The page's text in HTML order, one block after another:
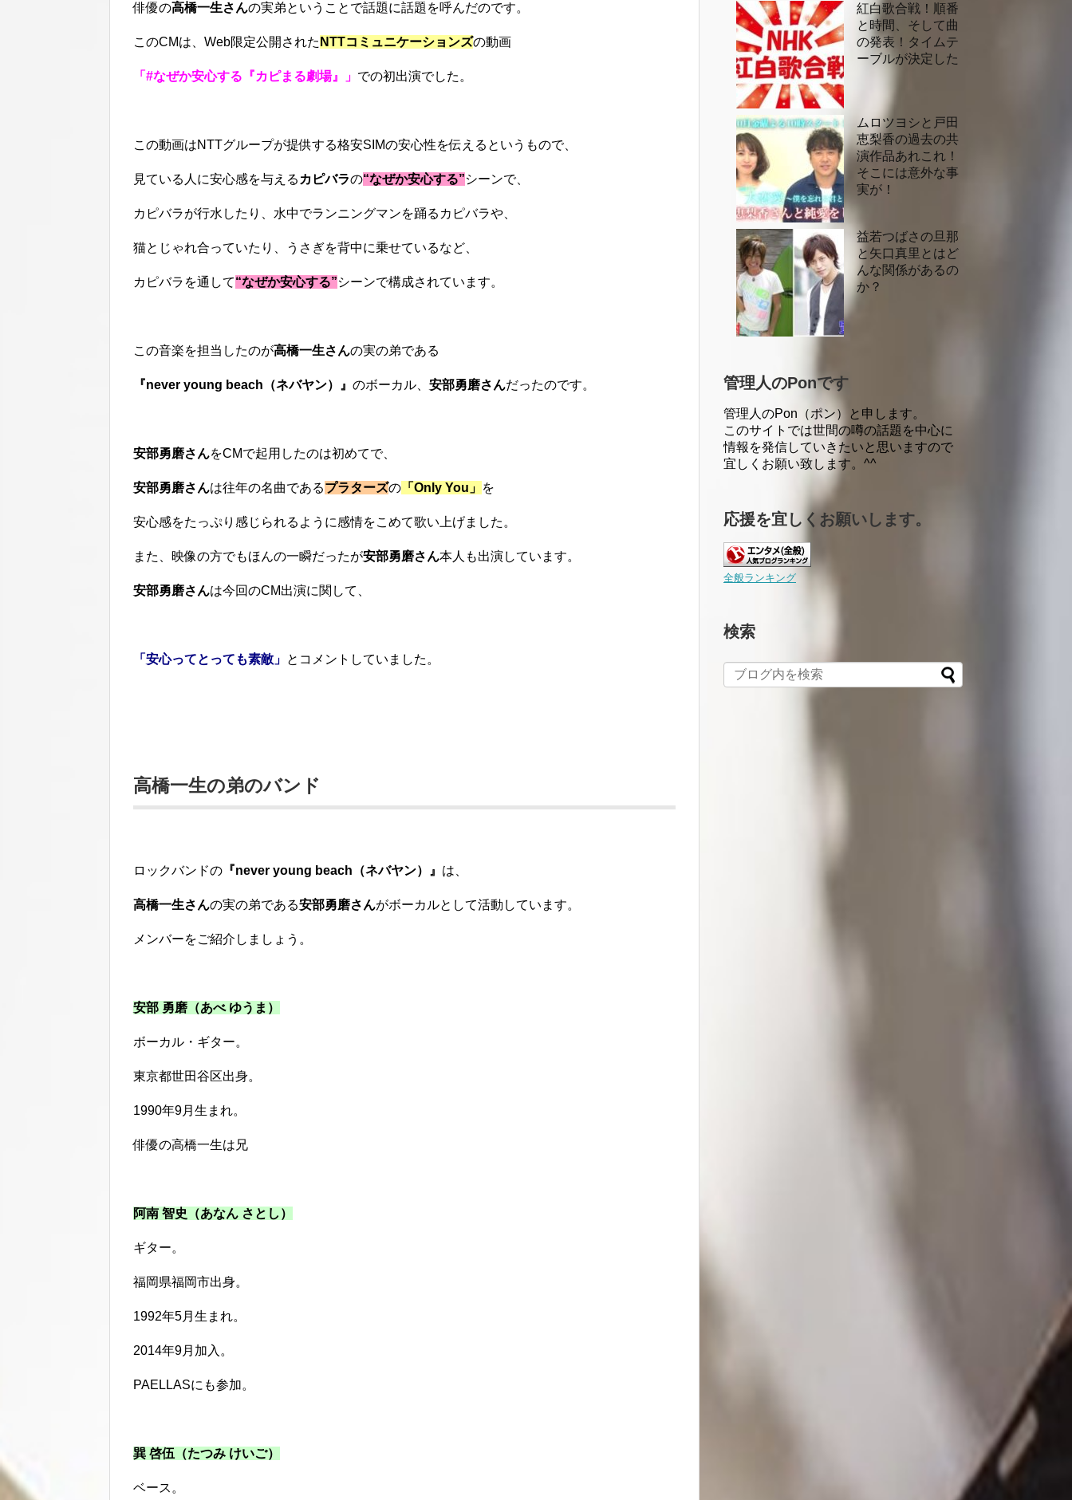
俳優の高橋一生さんの実弟ということで話題に話題を呼んだのです。
このCMは、Web限定公開された NTTコミュニケーションズの動画
「#なぜか安心する『カピまる劇場』」 での初出演でした。
この動画はNTTグループが提供する格安SIMの安心性を伝えるというもので、
見ている人に安心感を与える カピバラの“なぜか安心する”シーンで、
カピバラが行水したり、水中でランニングマンを踊るカピバラや、
猫とじゃれ合っていたり、うさぎを背中に乗せているなど、
カピバラを通して“なぜか安心する”シーンで構成されています。
この音楽を担当したのが高橋一生さんの実の弟である
『never young beach（ネバヤン）』 のボーカル、 安部勇磨さんだったのです。
安部勇磨さんをCMで起用したのは初めてで、
安部勇磨さんは往年の名曲であるプラターズの 「Only You」 を
安心感をたっぷり感じられるように感情をこめて歌い上げました。
また、映像の方でもほんの一瞬だったが安部勇磨さん本人も出演しています。
安部勇磨さんは今回のCM出演に関して、
「安心ってとっても素敵」 とコメントしていました。
高橋一生の弟のバンド
ロックバンドの 『never young beach（ネバヤン）』 は、
高橋一生さんの実の弟である安部勇磨さんがボーカルとして活動しています。
メンバーをご紹介しましょう。
安部 勇磨（あべ ゆうま）
ボーカル・ギター。
東京都世田谷区出身。
1990年9月生まれ。
俳優の高橋一生は兄
阿南 智史（あなん さとし）
ギター。
福岡県福岡市出身。
1992年5月生まれ。
2014年9月加入。
PAELLASにも参加。
巽 啓伍（たつみ けいご）
ベース。
紅白歌合戦！順番
と時間、そして曲
の発表！タイムテ
ーブルが決定した
ムロツヨシと戸田
恵梨香の過去の共
演作品あれこれ！
そこには意外な事
実が！
益若つばさの旦那
と矢口真里とはど
んな関係があるの
か？
管理人のPonです
管理人のPon（ポン）と申します。
このサイトでは世間の噂の話題を中心に
情報を発信していきたいと思いますので
宜しくお願い致します。^^
応援を宜しくお願いします。
全般ランキング
検索